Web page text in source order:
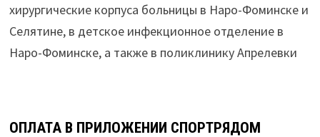
хирургические корпуса больницы в Наро-Фоминске и
Селятине, в детское инфекционное отделение в
Наро-Фоминске, а также в поликлинику Апрелевки
ОПЛАТА В ПРИЛОЖЕНИИ СПОРТРЯДОМ